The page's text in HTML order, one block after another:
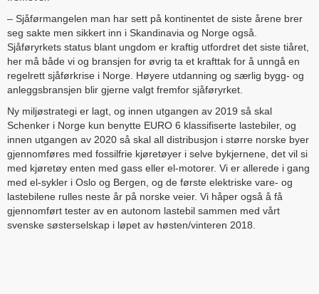
– Sjåførmangelen man har sett på kontinentet de siste årene brer
seg sakte men sikkert inn i Skandinavia og Norge også.
Sjåføryrkets status blant ungdom er kraftig utfordret det siste tiåret,
her må både vi og bransjen for øvrig ta et krafttak for å unngå en
regelrett sjåførkrise i Norge. Høyere utdanning og særlig bygg- og
anleggsbransjen blir gjerne valgt fremfor sjåføryrket.
Ny miljøstrategi er lagt, og innen utgangen av 2019 så skal
Schenker i Norge kun benytte EURO 6 klassifiserte lastebiler, og
innen utgangen av 2020 så skal all distribusjon i større norske byer
gjennomføres med fossilfrie kjøretøyer i selve bykjernene, det vil si
med kjøretøy enten med gass eller el-motorer. Vi er allerede i gang
med el-sykler i Oslo og Bergen, og de første elektriske vare- og
lastebilene rulles neste år på norske veier. Vi håper også å få
gjennomført tester av en autonom lastebil sammen med vårt
svenske søsterselskap i løpet av høsten/vinteren 2018.